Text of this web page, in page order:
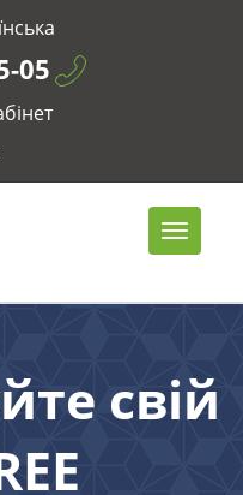
05
свій